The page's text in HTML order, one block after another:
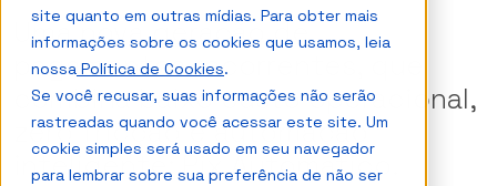
site quanto em outras mídias. Para obter mais
informações sobre os cookies que usamos, leia
nossa Política de Cookies.
Se você recusar, suas informações não serão
rastreadas quando você acessar este site. Um
cookie simples será usado em seu navegador
para lembrar sobre sua preferência de não ser
Uma nova geração de
pagamentos recorrentes, que
combina baixo custo operacional,
zero fricção e automação
inteligente: Pix Automático.